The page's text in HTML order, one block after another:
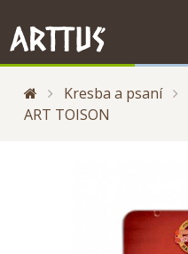
Kresba a psaní
ART TOISON